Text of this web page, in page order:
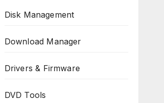
Disk Management
Download Manager
Drivers & Firmware
DVD Tools